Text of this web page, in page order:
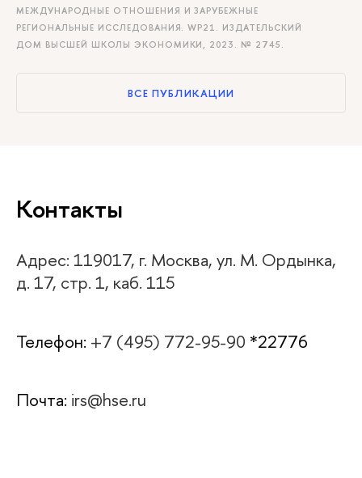
МЕЖДУНАРОДНЫЕ ОТНОШЕНИЯ И ЗАРУБЕЖНЫЕ
РЕГИОНАЛЬНЫЕ ИССЛЕДОВАНИЯ. WP21. ИЗДАТЕЛЬСКИЙ
ДОМ ВЫСШЕЙ ШКОЛЫ ЭКОНОМИКИ, 2023. № 2745.
ВСЕ ПУБЛИКАЦИИ
Контакты
Адрес: 119017, г. Москва, ул. М. Ордынка,
д. 17, стр. 1, каб. 115
Телефон: +7 (495) 772-95-90 *22776
Почта: irs@hse.ru